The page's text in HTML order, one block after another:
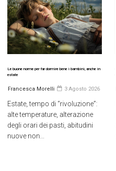
Le buone norme per far dormire bene i bambini, anche in
estate
Francesca Morelli 3 Agosto 2026
Estate, tempo di “rivoluzione”:
alte temperature, alterazione
degli orari dei pasti, abitudini
nuove non...